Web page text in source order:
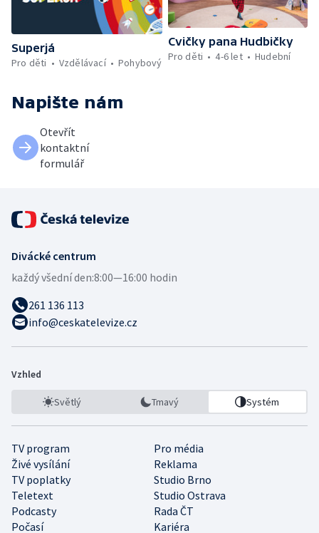
Superjá
Pro děti
Vzdělávací Pohybový
Cvičky pana Hudbičky
Pro děti
4-6 let Hudební
Napište nám
Otevřít
kontaktní
formulář
Divácké centrum
každý všední den:8:00—16:00 hodin
261 136 113
info@ceskatelevize.cz
Vzhled
Světlý Tmavý Systém
TV program
Pro média
Živé vysílání
Reklama
TV poplatky
Studio Brno
Teletext
Studio Ostrava
Podcasty
Rada ČT
Počasí
Kariéra